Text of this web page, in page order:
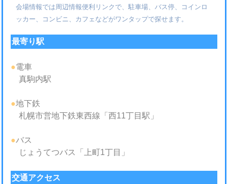
会場情報では周辺情報便利リンクで、駐車場、バス停、コインロ
ッカー、コンビニ、カフェなどがワンタップで探せます。
最寄り駅
●電車
真駒内駅
●地下鉄
札幌市営地下鉄東西線「西11丁目駅」
●バス
じょうてつバス「上町1丁目」
交通アクセス